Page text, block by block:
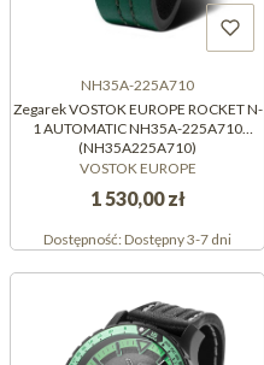
NH35A-225A710
Zegarek VOSTOK EUROPE ROCKET N-
1 AUTOMATIC NH35A-225A710
(NH35A225A710)
VOSTOK EUROPE
1 530,00 zł
Dostępność:Dostępny 3-7 dni